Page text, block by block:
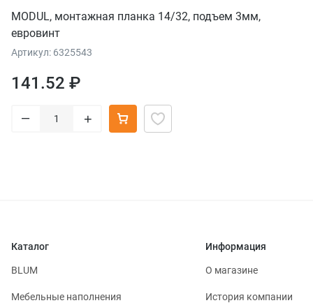
MODUL, монтажная планка 14/32, подъем 3мм,
евровинт
Артикул: 6325543
141.52 ₽
– +
Каталог
BLUM
Мебельные наполнения
Информация
О магазине
История компании